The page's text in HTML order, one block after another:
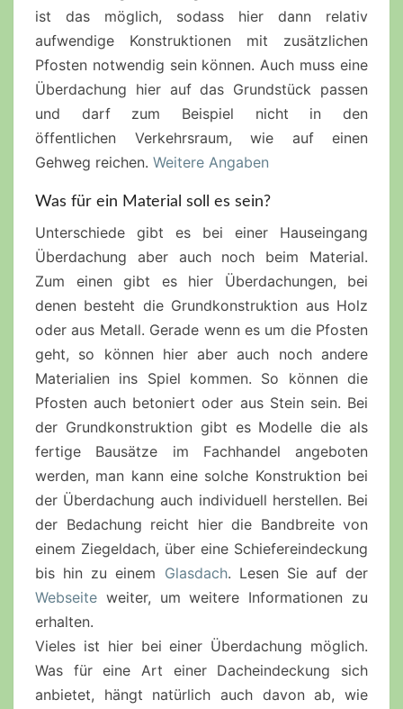
ist das möglich, sodass hier dann relativ
aufwendige Konstruktionen mit zusätzlichen
Pfosten notwendig sein können. Auch muss eine
Überdachung hier auf das Grundstück passen
und darf zum Beispiel nicht in den
öffentlichen Verkehrsraum, wie auf einen
Gehweg reichen. Weitere Angaben
Was für ein Material soll es sein?
Unterschiede gibt es bei einer Hauseingang
Überdachung aber auch noch beim Material.
Zum einen gibt es hier Überdachungen, bei
denen besteht die Grundkonstruktion aus Holz
oder aus Metall. Gerade wenn es um die Pfosten
geht, so können hier aber auch noch andere
Materialien ins Spiel kommen. So können die
Pfosten auch betoniert oder aus Stein sein. Bei
der Grundkonstruktion gibt es Modelle die als
fertige Bausätze im Fachhandel angeboten
werden, man kann eine solche Konstruktion bei
der Überdachung auch individuell herstellen. Bei
der Bedachung reicht hier die Bandbreite von
einem Ziegeldach, über eine Schiefereindeckung
bis hin zu einem Glasdach. Lesen Sie auf der
Webseite weiter, um weitere Informationen zu
erhalten.
Vieles ist hier bei einer Überdachung möglich.
Was für eine Art einer Dacheindeckung sich
anbietet, hängt natürlich auch davon ab, wie